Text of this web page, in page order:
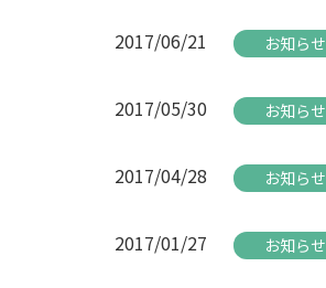
2017/06/21 お知らせ
2017/05/30 お知らせ
2017/04/28 お知らせ
2017/01/27 お知らせ